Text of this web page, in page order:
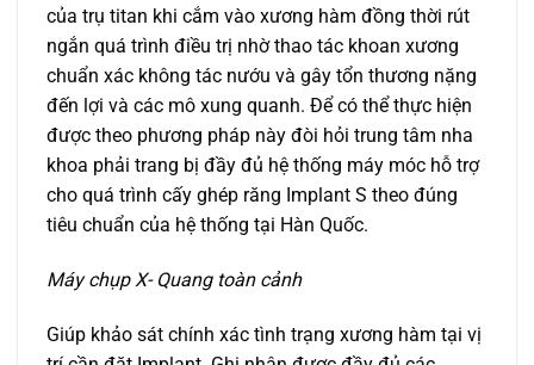
của trụ titan khi cắm vào xương hàm đồng thời rút
ngắn quá trình điều trị nhờ thao tác khoan xương
chuẩn xác không tác nướu và gây tổn thương nặng
đến lợi và các mô xung quanh. Để có thể thực hiện
được theo phương pháp này đòi hỏi trung tâm nha
khoa phải trang bị đầy đủ hệ thống máy móc hỗ trợ
cho quá trình cấy ghép răng Implant S theo đúng
tiêu chuẩn của hệ thống tại Hàn Quốc.
Máy chụp X- Quang toàn cảnh
Giúp khảo sát chính xác tình trạng xương hàm tại vị